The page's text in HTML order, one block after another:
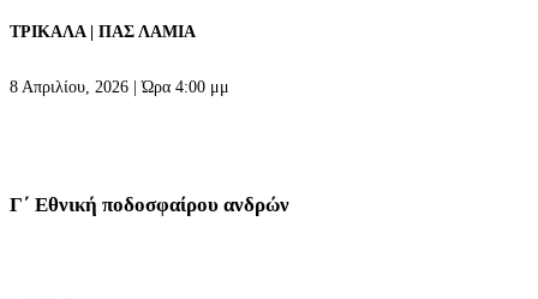
ΤΡΙΚΑΛΑ | ΠΑΣ ΛΑΜΙΑ
8 Απριλίου, 2026 | Ώρα 4:00 μμ
Γ΄ Εθνική ποδοσφαίρου ανδρών